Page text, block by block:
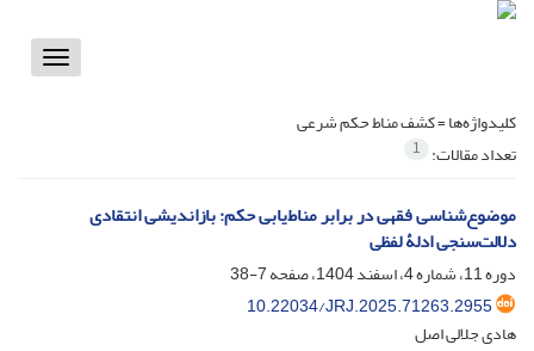
Toggle
کلیدواژه‌ها =کشف مناط حکم شرعی
تعداد مقالات: 1
موضوع‌شناسی فقهی در برابر مناط‌یابی حکم: بازاندیشی انتقادی
دلالت‌سنجی ادلۀ لفظی
دوره 11، شماره 4، اسفند 1404، صفحه
7-38
10.22034/JRJ.2025.71263.2955
هادی جلالی اصل